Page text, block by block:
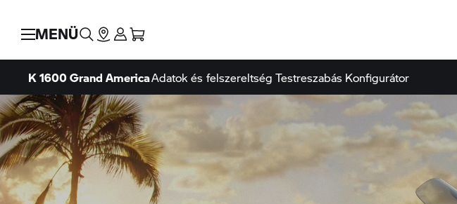
MENÜ
K 1600 Grand AmericaAdatok és felszereltség Testreszabás Konfigurátor